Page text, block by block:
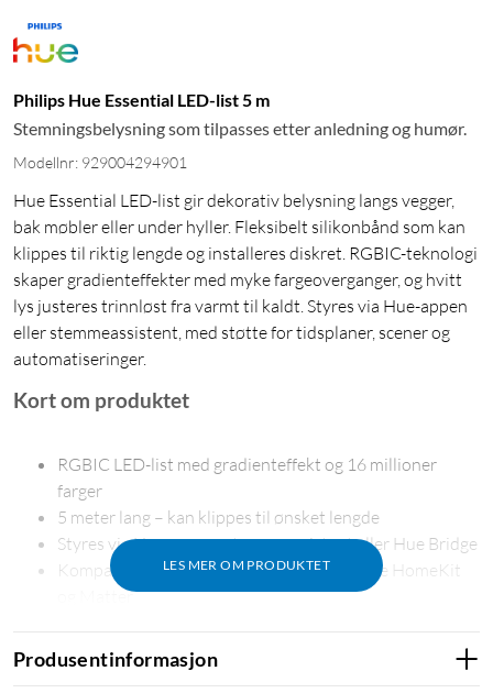
Philips Hue Essential LED-list 5 m
Stemningsbelysning som tilpasses etter anledning og humør.
Modellnr: 929004294901
Hue Essential LED-list gir dekorativ belysning langs vegger,
bak møbler eller under hyller. Fleksibelt silikonbånd som kan
klippes til riktig lengde og installeres diskret. RGBIC-teknologi
skaper gradienteffekter med myke fargeoverganger, og hvitt
lys justeres trinnløst fra varmt til kaldt. Styres via Hue-appen
eller stemmeassistent, med støtte for tidsplaner, scener og
automatiseringer.
LES MER OM PRODUKTET
Kort om produktet
RGBIC LED-list med gradienteffekt og 16 millioner
farger
5 meter lang – kan klippes til ønsket lengde
Styres via Hue-appen, stemmeassistent eller Hue Bridge
Kompatibel med Alexa, Google Home, Apple HomeKit
og Matter
Produsentinformasjon